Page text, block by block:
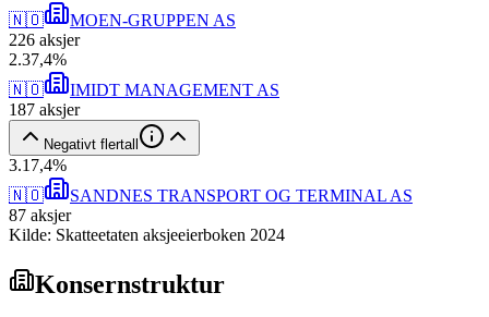
🇳🇴
MOEN-GRUPPEN AS
226 aksjer
2.37,4%
🇳🇴
IMIDT MANAGEMENT AS
187 aksjer
Negativt flertall
3.17,4%
🇳🇴
SANDNES TRANSPORT OG TERMINAL AS
87 aksjer
Kilde: Skatteetaten aksjeeierboken 2024
Konsernstruktur